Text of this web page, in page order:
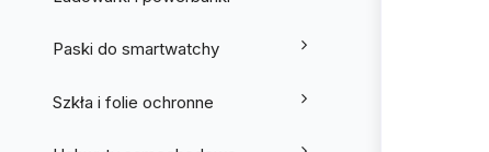
Paski do smartwatchy
Szkła i folie ochronne